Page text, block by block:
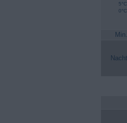
0°C
5°C
Min.
Nacht